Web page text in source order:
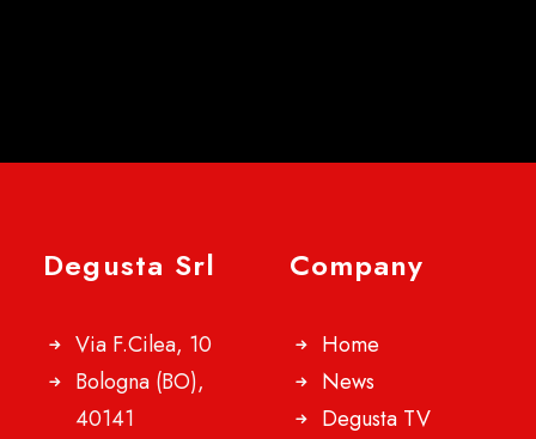
Degusta Srl
Via F.Cilea, 10
Bologna (BO),
40141
Company
Home
News
Degusta TV